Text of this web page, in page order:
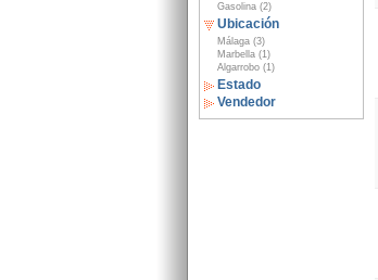
Gasolina (2)
Ubicación
Málaga (3)
Marbella (1)
Algarrobo (1)
Estado
Vendedor